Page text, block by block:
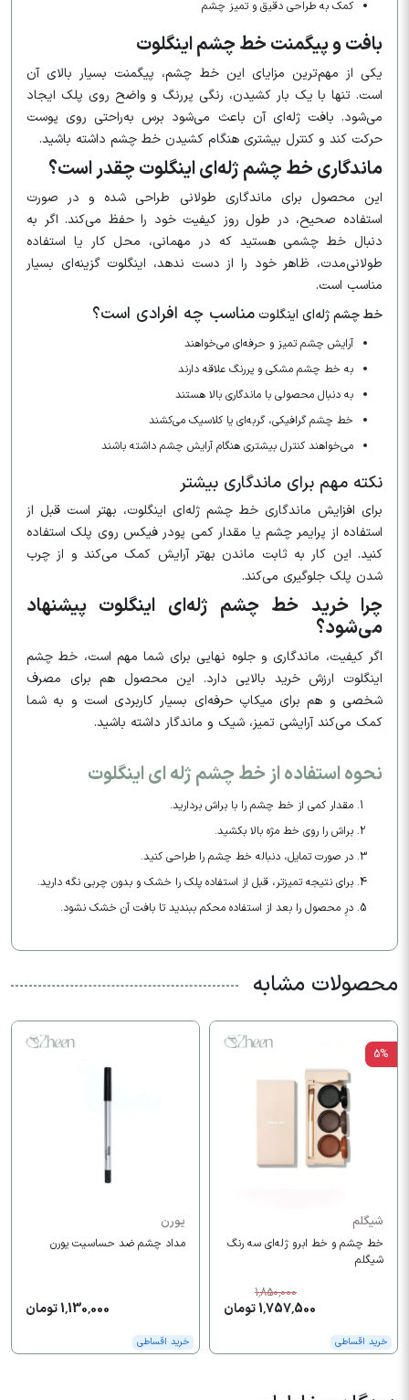
کمک به طراحی دقیق و تمیز چشم
بافت و پیگمنت خط چشم اینگلوت
یکی از مهم‌ترین مزایای این خط چشم، پیگمنت بسیار بالای آن
است. تنها با یک بار کشیدن، رنگی پررنگ و واضح روی پلک ایجاد
می‌شود. بافت ژله‌ای آن باعث می‌شود برس به‌راحتی روی پوست
حرکت کند و کنترل بیشتری هنگام کشیدن خط چشم داشته باشید.
ماندگاری خط چشم ژله‌ای اینگلوت چقدر است؟
این محصول برای ماندگاری طولانی طراحی شده و در صورت
استفاده صحیح، در طول روز کیفیت خود را حفظ می‌کند. اگر به
دنبال خط چشمی هستید که در مهمانی، محل کار یا استفاده
طولانی‌مدت، ظاهر خود را از دست ندهد، اینگلوت گزینه‌ای بسیار
مناسب است.
خط چشم ژله‌ای اینگلوتمناسب چه افرادی است؟
آرایش چشم تمیز و حرفه‌ای می‌خواهند
به خط چشم مشکی و پررنگ علاقه دارند
به دنبال محصولی با ماندگاری بالا هستند
خط چشم گرافیکی، گربه‌ای یا کلاسیک می‌کشند
می‌خواهند کنترل بیشتری هنگام آرایش چشم داشته باشند
نکته مهم برای ماندگاری بیشتر
برای افزایش ماندگاری خط چشم ژله‌ای اینگلوت، بهتر است قبل از
استفاده از پرایمر چشم یا مقدار کمی پودر فیکس روی پلک استفاده
کنید. این کار به ثابت ماندن بهتر آرایش کمک می‌کند و از چرب
شدن پلک جلوگیری می‌کند.
چرا خرید خط چشم ژله‌ای اینگلوت پیشنهاد
می‌شود؟
اگر کیفیت، ماندگاری و جلوه نهایی برای شما مهم است، خط چشم
اینگلوت ارزش خرید بالایی دارد. این محصول هم برای مصرف
شخصی و هم برای میکاپ حرفه‌ای بسیار کاربردی است و به شما
کمک می‌کند آرایشی تمیز، شیک و ماندگار داشته باشید.
نحوه استفاده از خط چشم ژله ای اینگلوت
مقدار کمی از خط چشم را با براش بردارید.
براش را روی خط مژه بالا بکشید.
در صورت تمایل، دنباله خط چشم را طراحی کنید.
برای نتیجه تمیزتر، قبل از استفاده پلک را خشک و بدون چربی نگه دارید.
درِ محصول را بعد از استفاده محکم ببندید تا بافت آن خشک نشود.
محصولات مشابه
5%
شیگلم
خط چشم و خط ابرو ژله‌ای سه رنگ
شیگلم
1,850,000
1,757,500 تومان
خرید اقساطی
یورن
مداد چشم ضد حساسیت یورن
1,130,000 تومان
خرید اقساطی